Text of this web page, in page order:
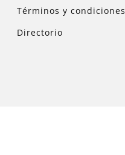
Términos y condiciones
Directorio